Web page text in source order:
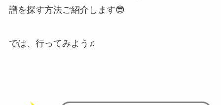
譜を探す方法ご紹介します😎
では、行ってみよう♫